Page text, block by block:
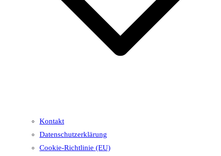
Kontakt
Datenschutzerklärung
Cookie-Richtlinie (EU)